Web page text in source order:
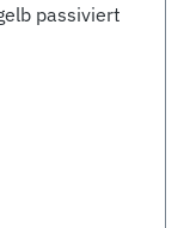
gehärtet galvanisch verzinkt gelb passiviert